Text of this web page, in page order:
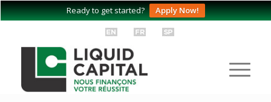
Ready to get started? Apply Now!